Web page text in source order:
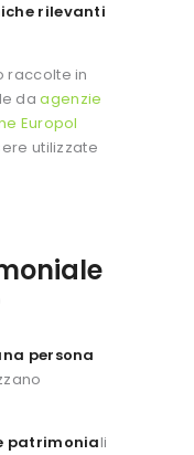
rilevanti
raccolte in
daagenzie
Europol
utilizzate
persona
patrimoniali